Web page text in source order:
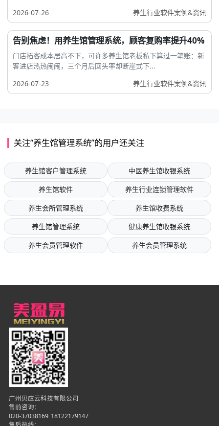
2026-07-26
养生行业软件案例&资讯
告别焦虑！用养生馆管理系统，顾客复购率提升40%
门店拓客成本居高不下，可许多养生馆老板私下算过一笔账：新
客进店热热闹闹，三个月后回头率却断崖式下...
2026-07-23
养生行业软件案例&资讯
关注“养生馆管理系统”的用户还关注
养生馆客户管理系统
中医养生馆收银系统
养生馆软件
养生行业连锁管理软件
养生会所管理系统
养生馆收费系统
养生馆管理系统
健康养生馆收银系统
养生会员管理软件
养生会员管理系统
广州贝应云科技有限公司
售前咨询：
020-37038169 18122179147